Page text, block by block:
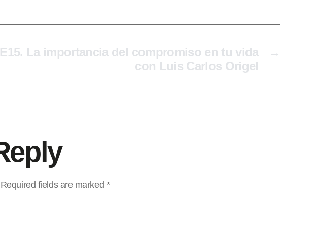
→
E15. La importancia del compromiso en tu vida
con Luis Carlos Origel
Required fields are marked *